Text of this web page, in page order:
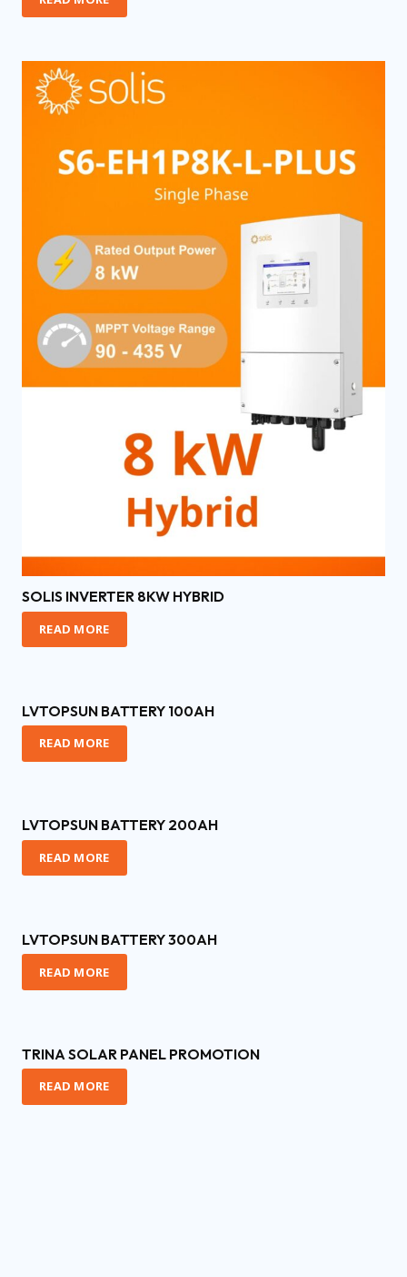
SOLIS INVERTER 8KW HYBRID
READ MORE
LVTOPSUN BATTERY 100AH
READ MORE
LVTOPSUN BATTERY 200AH
READ MORE
LVTOPSUN BATTERY 300AH
READ MORE
TRINA SOLAR PANEL PROMOTION
READ MORE